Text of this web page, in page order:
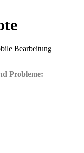
Bearbeitung
Probleme: